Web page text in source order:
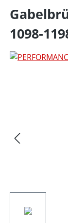
1098-